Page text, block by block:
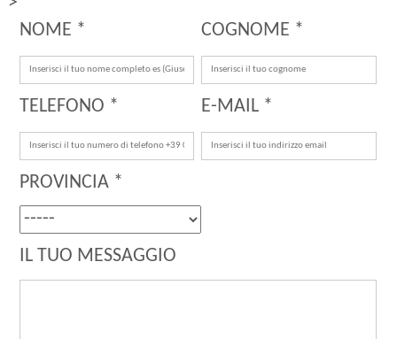
NOME *
COGNOME *
TELEFONO * E-MAIL *
PROVINCIA *
IL TUO MESSAGGIO